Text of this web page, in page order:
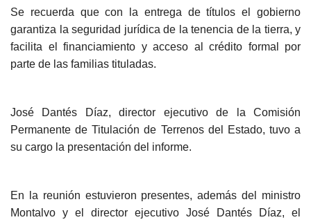
Se recuerda que con la entrega de títulos el gobierno
garantiza la seguridad jurídica de la tenencia de la tierra, y
facilita el financiamiento y acceso al crédito formal por
parte de las familias tituladas.
José Dantés Díaz, director ejecutivo de la Comisión
Permanente de Titulación de Terrenos del Estado, tuvo a
su cargo la presentación del informe.
En la reunión estuvieron presentes, además del ministro
Montalvo y el director ejecutivo José Dantés Díaz, el